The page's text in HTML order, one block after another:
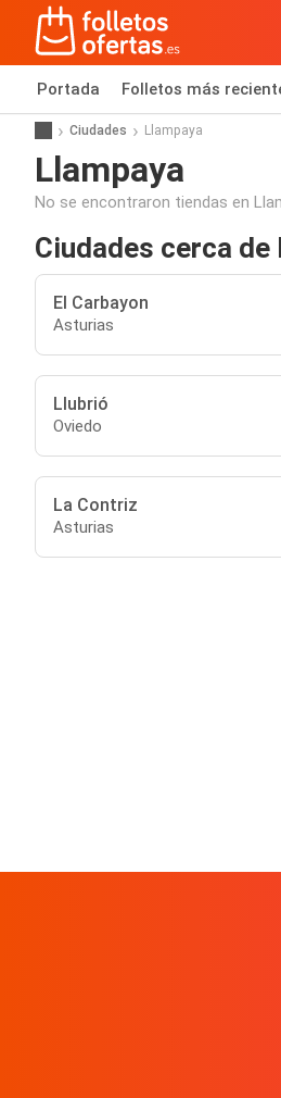
Portada Folletos más
Ciudades Llampaya
Llampaya
No se encontraron tiendas en
Ciudades cerca de
El Carbayon
Asturias
Llubrió
Oviedo
La Contriz
Asturias